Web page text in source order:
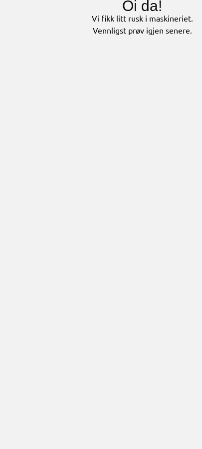
Oi da!
Vi fikk litt rusk i maskineriet.
Vennligst prøv igjen senere.